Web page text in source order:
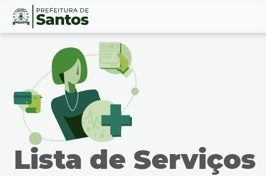
Ir
Conteúdo
Lista de Serviços